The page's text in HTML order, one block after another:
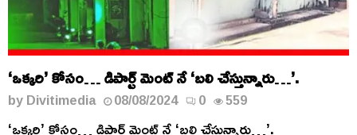
‘ఒక్కరి’ కోసం… డిపార్ట్ మెంట్ నే ‘బలి చేస్తున్నారు…’.
byDivitimedia 08/08/2024 0 559
‘ఒక్కరి’ కోసం… డిపార్ట్ మెంట్ నే ‘బలి చేస్తున్నారు…’.